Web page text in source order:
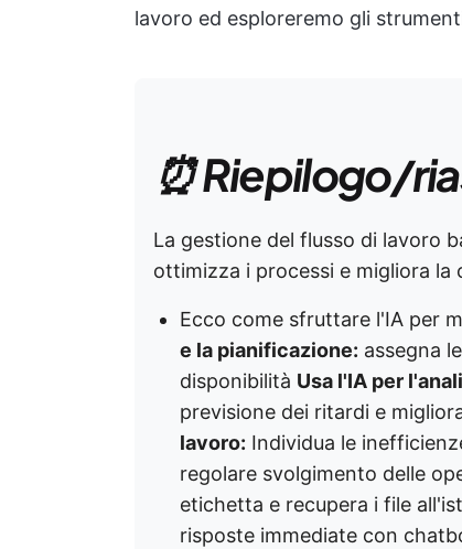
lavoro ed esploreremo gli
⏰ Riepilogo/
La gestione del flusso di lavoro
ottimizza i processi e migliora
Ecco come sfruttare l'IA per
e la pianificazione: assegna
disponibilità Usa l'IA per
previsione dei ritardi e
lavoro: Individua le
regolare svolgimento delle
etichetta e recupera i file
risposte immediate con